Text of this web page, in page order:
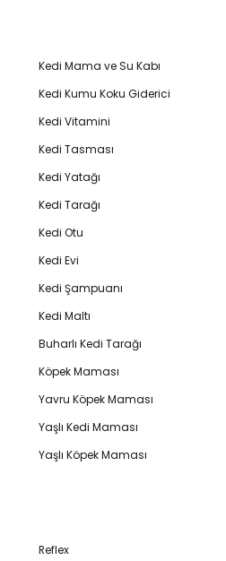
Kedi Mama ve Su Kabı
Kedi Kumu Koku Giderici
Kedi Vitamini
Kedi Tasması
Kedi Yatağı
Kedi Tarağı
Kedi Otu
Kedi Evi
Kedi Şampuanı
Kedi Maltı
Buharlı Kedi Tarağı
Köpek Maması
Yavru Köpek Maması
Yaşlı Kedi Maması
Yaşlı Köpek Maması
Reflex